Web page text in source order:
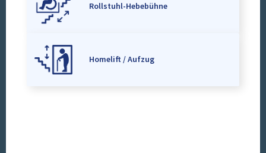
Rollstuhl-Hebebühne
Homelift / Aufzug